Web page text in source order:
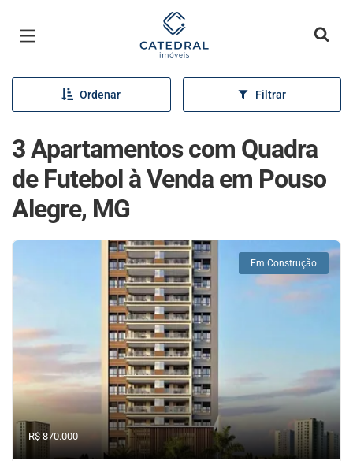
Página inicial
Ordenar Filtrar
3 Apartamentos com Quadra
de Futebol à Venda em Pouso
Alegre, MG
Em Construção
R$ 870.000